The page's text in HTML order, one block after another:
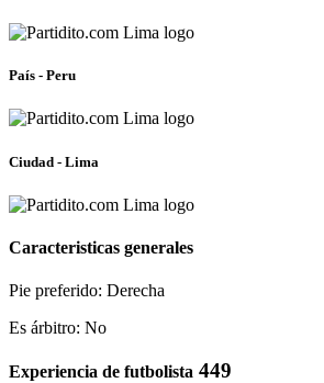
País - Peru
Ciudad - Lima
Caracteristicas generales
Pie preferido: Derecha
Es árbitro: No
Experiencia de futbolista 449